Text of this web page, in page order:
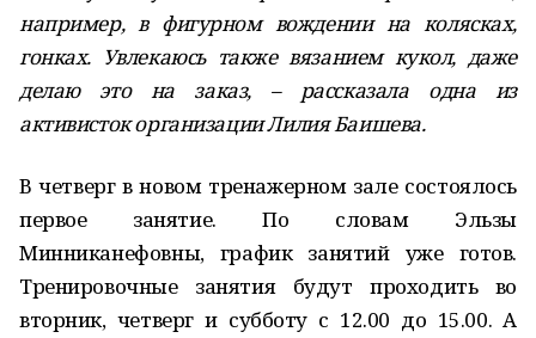
например, в фигурном вождении на колясках,
гонках. Увлекаюсь также вязанием кукол, даже
делаю это на заказ, – рассказала одна из
активисток организации Лилия Баишева.
В четверг в новом тренажерном зале состоялось
первое занятие. По словам Эльзы
Минниканефовны, график занятий уже готов.
Тренировочные занятия будут проходить во
вторник, четверг и субботу с 12.00 до 15.00. А